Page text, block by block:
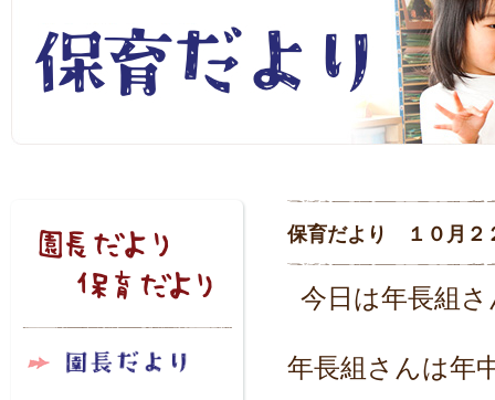
保育だより １０月
今日は年長組
年長組さんは年